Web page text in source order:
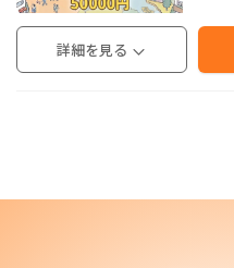
詳細を見る